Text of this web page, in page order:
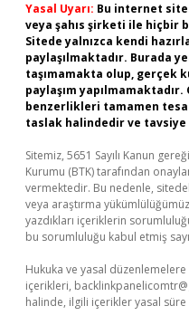
Yasal Uyarı: Bu internet
veya şahıs şirketi ile hiçbir
Sitede yalnızca kendi
paylaşılmaktadır. Burada
taşımamakta olup, gerçek
paylaşım
benzerlikleri tamamen
taslak halindedir ve
Sitemiz, 5651 Sayılı Kanun
Kurumu (BTK) tarafından
vermektedir. Bu nedenle,
veya araştırma
yazdıkları içeriklerin
bu sorumluluğu kabul etmiş
Hukuka ve yasal
içerikleri,
halinde, ilgili içerikler yasal süre